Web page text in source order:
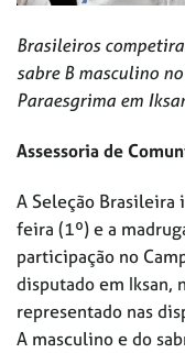
Brasileiros
sabre B masculino
Paraesgrima em
Assessoria de
A Seleção
feira (1º) e a
participação no
disputado em Iksan,
representado nas
A masculino e do